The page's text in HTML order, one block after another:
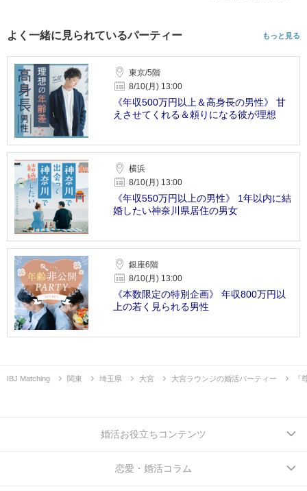
よく一緒に見られているパーティー もっと見る
東京/5階
8/10(月) 13:00
《年収500万円以上＆高身長の男性》 甘
えさせてくれる＆頼りになる彼が理想
横浜
8/10(月) 13:00
《年収550万円以上の男性》 1年以内に結
婚したい神奈川県居住の男女
銀座6階
8/10(月) 13:00
《本数限定の特別企画》 年収800万円以
上の若く見られる男性
IBJ Matching 関東 埼玉県 大宮 大宮ラウンジの婚活パーティー 『
婚活お役立ちコンテンツ
恋愛・婚活コラム